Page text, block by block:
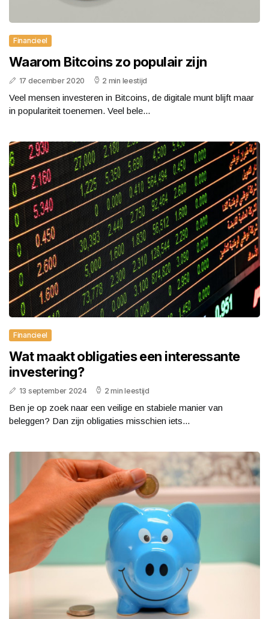
Financieel
Waarom Bitcoins zo populair zijn
17 december 2020 2 min leestijd
Veel mensen investeren in Bitcoins, de digitale munt blijft maar
in populariteit toenemen. Veel bele...
Financieel
Wat maakt obligaties een interessante
investering?
13 september 2024 2 min leestijd
Ben je op zoek naar een veilige en stabiele manier van
beleggen? Dan zijn obligaties misschien iets...